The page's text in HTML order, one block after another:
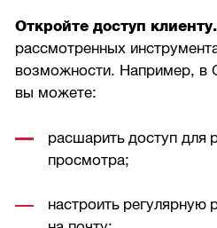
Откройте доступ клиенту.
рассмотренных
возможности. Например, в
вы можете:
расшарить доступ для
просмотра;
настроить регулярную